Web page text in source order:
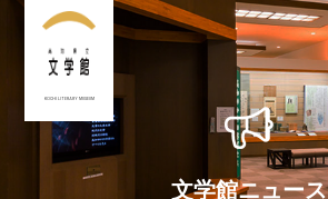
KOCHI LITERARY MUSEUM
文学館ニュース